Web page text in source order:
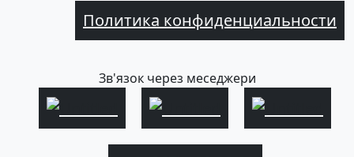
Политика конфиденциальности
Зв'язок через меседжери